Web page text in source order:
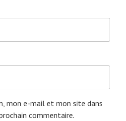
mon e-mail et mon site dans
commentaire.